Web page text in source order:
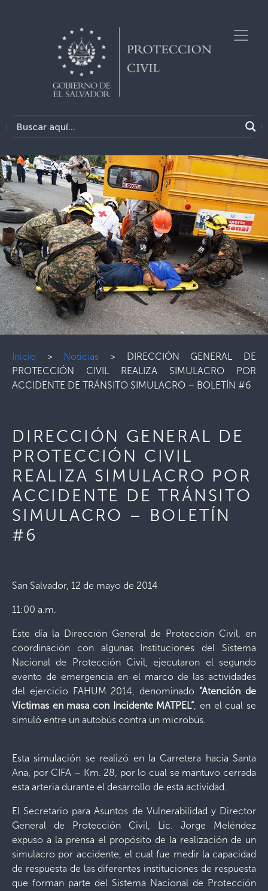
Inicio > Noticias > DIRECCIÓN GENERAL DE
PROTECCIÓN CIVIL REALIZA SIMULACRO POR
ACCIDENTE DE TRÁNSITO SIMULACRO – BOLETÍN #6
DIRECCIÓN GENERAL DE
PROTECCIÓN CIVIL
REALIZA SIMULACRO POR
ACCIDENTE DE TRÁNSITO
SIMULACRO – BOLETÍN
#6
San Salvador, 12 de mayo de 2014
11:00 a.m.
Este día la Dirección General de Protección Civil, en
coordinación con algunas Instituciones del Sistema
Nacional de Protección Civil, ejecutaron el segundo
evento de emergencia en el marco de las actividades
del ejercicio FAHUM 2014, denominado “Atención de
Víctimas en masa con Incidente MATPEL”, en el cual se
simuló entre un autobús contra un microbús.
Esta simulación se realizó en la Carretera hacia Santa
Ana, por CIFA – Km. 28, por lo cual se mantuvo cerrada
esta arteria durante el desarrollo de esta actividad.
El Secretario para Asuntos de Vulnerabilidad y Director
General de Protección Civil, Lic. Jorge Meléndez
expuso a la prensa el propósito de la realización de un
simulacro por accidente, el cual fue medir la capacidad
de respuesta de las diferentes instituciones de respuesta
que forman parte del Sistema Nacional de Protección